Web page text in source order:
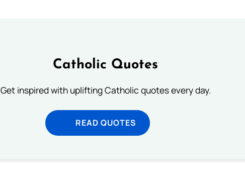
Catholic Quotes
Get inspired with uplifting Catholic quotes every day.
READ QUOTES